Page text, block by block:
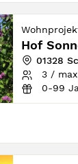
Hof
01328
3 /
0-99